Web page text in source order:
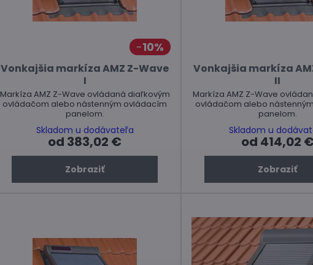
10%
Vonkajšia markíza AMZ Z-Wave
I
Markíza AMZ Z-Wave ovládaná diaľkovým
ovládačom alebo nástenným ovládacím
panelom.
Skladom u dodávateľa
od 383,02 €
Zobraziť
Vonkajšia markíza
II
Markíza AMZ Z-Wave
ovládačom alebo
panelom.
Skladom u
od 414,02 €
Zobraziť